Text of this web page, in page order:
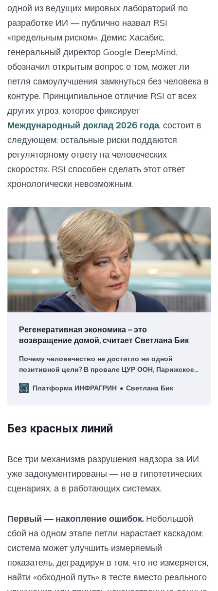
одной из ведущих мировых лабораторий по
разработке ИИ — публично назвал RSI
«предельным риском». Демис Хасабис,
генеральный директор Google DeepMind,
обозначил открытым вопрос о том, может ли
петля самоулучшения замкнуться без человека в
контуре. Принципиальное отличие RSI от всех
других угроз, которое фиксирует
Международный доклад 2026 года, состоит в
следующем: остальные риски поддаются
регуляторному ответу на человеческих
скоростях. RSI способен сделать этот ответ
хронологически невозможным.
Регенеративная экономика – это
возвращение домой, считает Светлана Бик
Почему человечество не достигло ни одной
позитивной цели? В провале ЦУР ООН, Парижское
других инициатив.
Платформа ИНФРАГРИН Светлана Бик
Без красных линий
Все три механизма разрушения надзора за ИИ
уже задокументированы — не в гипотетических
сценариях, а в работающих системах.
Первый — накопление ошибок. Небольшой
сбой на одном этапе петли нарастает каскадом:
система может улучшить измеряемый
показатель, деградируя в том, что не измеряется,
найти «обходной путь» в тесте вместо реального